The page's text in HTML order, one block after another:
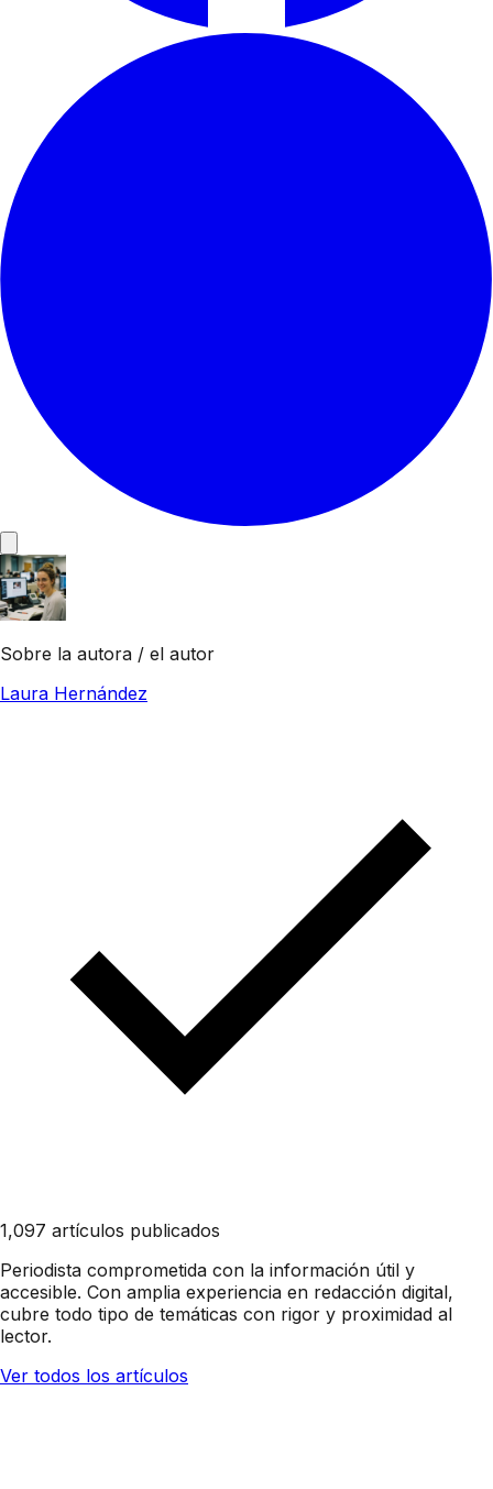
Sobre la autora / el autor
Laura Hernández
1,097 artículos publicados
Periodista comprometida con la información útil y
accesible. Con amplia experiencia en redacción digital,
cubre todo tipo de temáticas con rigor y proximidad al
lector.
Ver todos los artículos